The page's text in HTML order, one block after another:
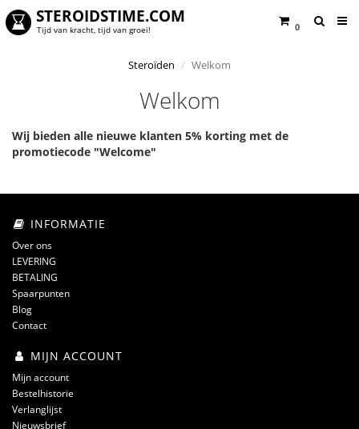
0
STEROIDSTIME.COM
Tijd van kracht, tijd van groei!
Steroïden Welkom
Welkom
Wij bieden alle nieuwe klanten 5% korting met de
promotiecode "Welcome"
INFORMATIE
Over ons
LEVERING
BETALING
Spaarpunten
Blog
Contact
MIJN ACCOUNT
Mijn account
Bestelhistorie
Verlanglijst
Nieuwsbrief